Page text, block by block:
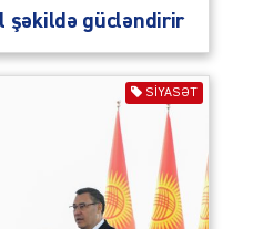
şəkildə gücləndirir
SIYASƏT